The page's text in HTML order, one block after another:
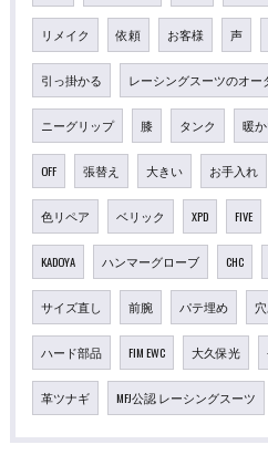
リメイク 依頼 お客様 声
引っ掛かる レーシングスーツのオーダ
ニーグリップ 膝 タンク 暖
OFF 張替え 大きい お手入れ
色リペア ベリック XPD FIVE
KADOYA ハンマーグローブ CHC
サイズ直し 前腕 パテ埋め
ハード部品 FIM EWC 大久保光
革ツナギ MFJ公認 レーシングスーツ